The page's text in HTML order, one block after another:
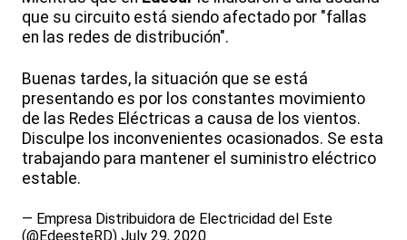
que su circuito está siendo afectado por "fallas
en las redes de distribución".
Buenas tardes, la situación que se está
presentando es por los constantes movimiento
de las Redes Eléctricas a causa de los vientos.
Disculpe los inconvenientes ocasionados. Se esta
trabajando para mantener el suministro eléctrico
estable.
— Empresa Distribuidora de Electricidad del Este
(@EdeesteRD) July 29, 2020